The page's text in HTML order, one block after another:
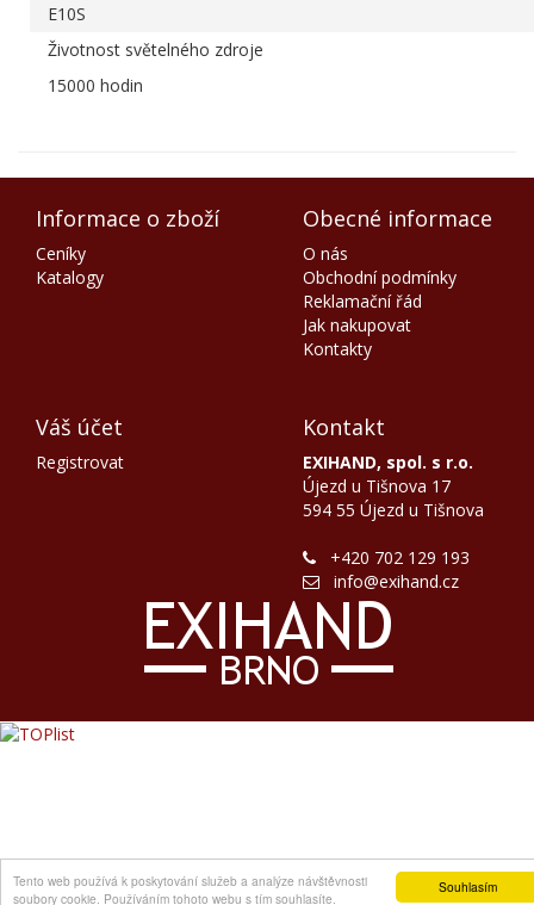
Souhlasím
Tento web používá k poskytování služeb a analýze návštěvnosti
soubory cookie. Používáním tohoto webu s tím souhlasíte.
E10S
Životnost světelného zdroje
15000 hodin
Informace o zboží
Ceníky
Katalogy
Obecné informace
O nás
Obchodní podmínky
Reklamační řád
Jak nakupovat
Kontakty
Váš účet
Registrovat
Kontakt
EXIHAND, spol. s r.o.
Újezd u Tišnova 17
594 55 Újezd u Tišnova
+420 702 129 193
info@exihand.cz